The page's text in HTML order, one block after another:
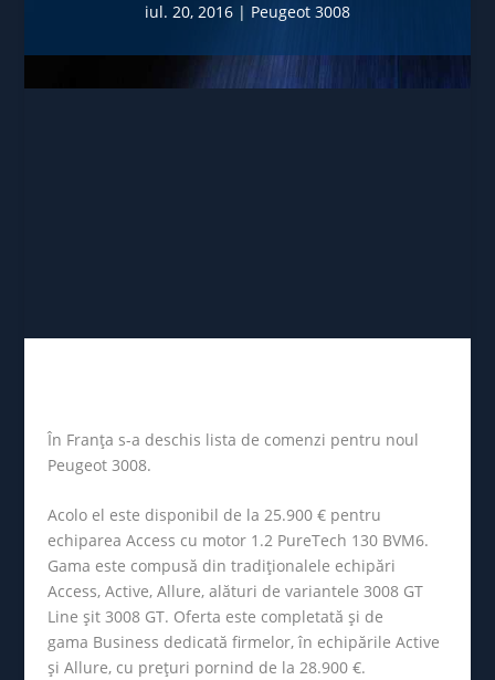
iul. 20, 2016 | Peugeot 3008
În Franța s-a deschis lista de comenzi pentru noul
Peugeot 3008.
Acolo el este disponibil de la 25.900 € pentru
echiparea Access cu motor 1.2 PureTech 130 BVM6.
Gama este compusă din tradiționalele echipări
Access, Active, Allure, alături de variantele 3008 GT
Line șit 3008 GT. Oferta este completată și de
gama Business dedicată firmelor, în echipările Active
și Allure, cu prețuri pornind de la 28.900 €.